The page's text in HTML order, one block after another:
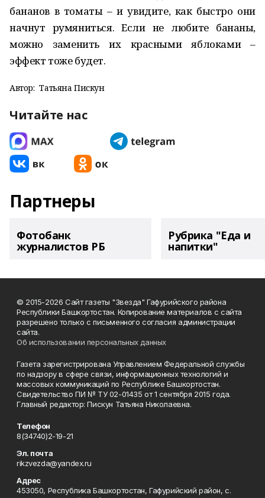
бананов в томаты – и увидите, как быстро они
начнут румяниться. Если не любите бананы,
можно заменить их красными яблоками –
эффект тоже будет.
Автор: Татьяна Пискун
Читайте нас
Партнеры
Фотобанк
журналистов РБ
Рубрика "Еда и
напитки"
© 2015-2026 Сайт газеты "Звезда" Гафурийского района
Республики Башкортостан. Копирование материалов с сайта
разрешено только с письменного согласия администрации
сайта.
Об использовании персональных данных
Газета зарегистрирована Управлением Федеральной службы
по надзору в сфере связи, информационных технологий и
массовых коммуникаций по Республике Башкортостан.
Свидетельство ПИ № ТУ 02-01435 от 1 сентября 2015 года.
Главный редактор: Пискун Татьяна Николаевна.
Телефон
8(34740)2-19-21
Эл. почта
rikzvezda@yandex.ru
Адрес
453050, Республика Башкортостан, Гафурийский район, с.